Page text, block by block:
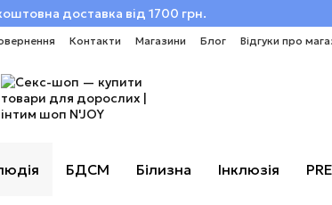
доставка від 1700 грн.
Контакти Магазини Блог Відгуки про
БДСМ Білизна Інклюзія